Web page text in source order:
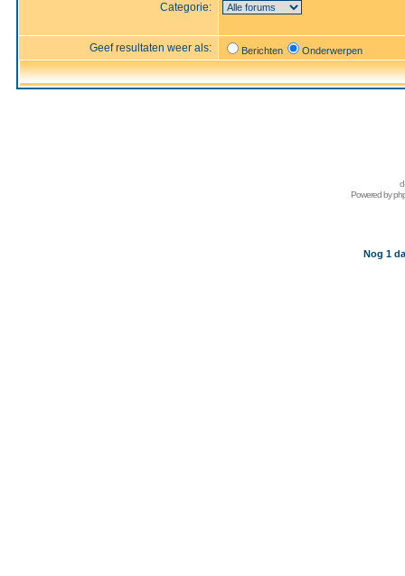
Categorie:
Geef resultaten weer als: Berichten Onderwerpen
Powered by
Nog 1